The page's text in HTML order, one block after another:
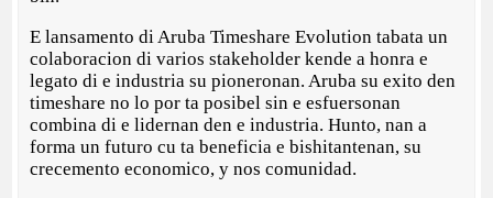
E lansamento di Aruba Timeshare Evolution tabata un
colaboracion di varios stakeholder kende a honra e
legato di e industria su pioneronan. Aruba su exito den
timeshare no lo por ta posibel sin e esfuersonan
combina di e lidernan den e industria. Hunto, nan a
forma un futuro cu ta beneficia e bishitantenan, su
crecemento economico, y nos comunidad.